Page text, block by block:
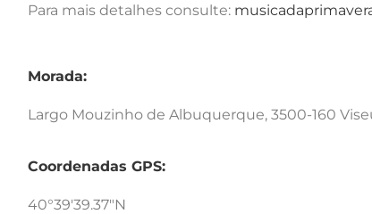
Para mais detalhes consulte:
Morada:
Largo Mouzinho de Albuquerque, 3500-160
Coordenadas GPS:
40°39'39.37"N